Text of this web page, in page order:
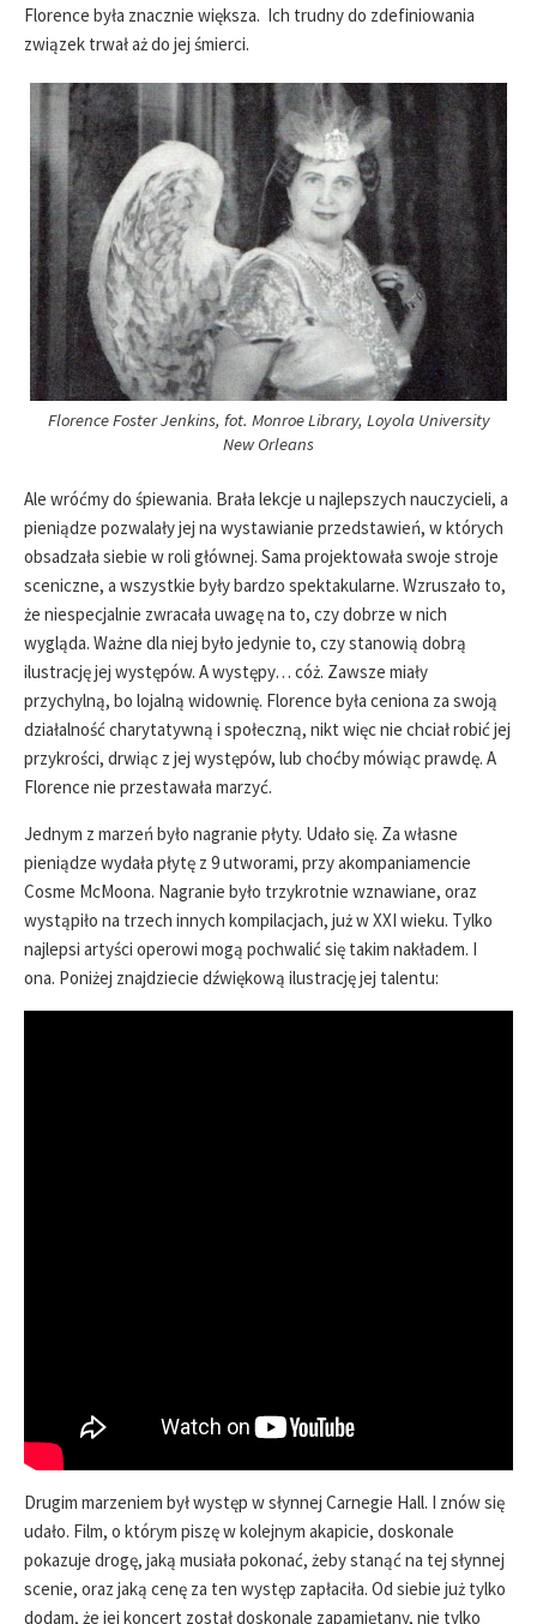
Florence była znacznie większa. Ich trudny do zdefiniowania
związek trwał aż do jej śmierci.
Florence Foster Jenkins, fot. Monroe Library, Loyola University
New Orleans
Ale wróćmy do śpiewania. Brała lekcje u najlepszych nauczycieli, a
pieniądze pozwalały jej na wystawianie przedstawień, w których
obsadzała siebie w roli głównej. Sama projektowała swoje stroje
sceniczne, a wszystkie były bardzo spektakularne. Wzruszało to,
że niespecjalnie zwracała uwagę na to, czy dobrze w nich
wygląda. Ważne dla niej było jedynie to, czy stanowią dobrą
ilustrację jej występów. A występy… cóż. Zawsze miały
przychylną, bo lojalną widownię. Florence była ceniona za swoją
działalność charytatywną i społeczną, nikt więc nie chciał robić jej
przykrości, drwiąc z jej występów, lub choćby mówiąc prawdę. A
Florence nie przestawała marzyć.
Jednym z marzeń było nagranie płyty. Udało się. Za własne
pieniądze wydała płytę z 9 utworami, przy akompaniamencie
Cosme McMoona. Nagranie było trzykrotnie wznawiane, oraz
wystąpiło na trzech innych kompilacjach, już w XXI wieku. Tylko
najlepsi artyści operowi mogą pochwalić się takim nakładem. I
ona. Poniżej znajdziecie dźwiękową ilustrację jej talentu:
Drugim marzeniem był występ w słynnej Carnegie Hall. I znów się
udało. Film, o którym piszę w kolejnym akapicie, doskonale
pokazuje drogę, jaką musiała pokonać, żeby stanąć na tej słynnej
scenie, oraz jaką cenę za ten występ zapłaciła. Od siebie już tylko
dodam, że jej koncert został doskonale zapamiętany, nie tylko